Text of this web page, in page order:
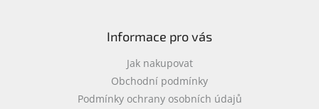
Informace pro vás
Jak nakupovat
Obchodní podmínky
Podmínky ochrany osobních údajů